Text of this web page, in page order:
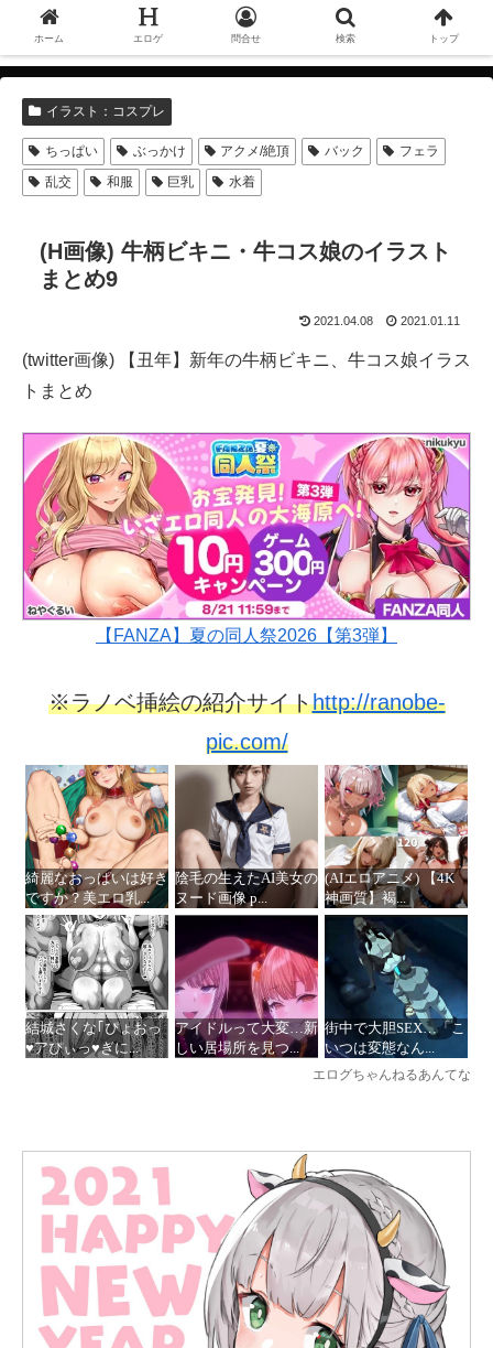
イラスト：コスプレ
ちっぱい ぶっかけ アクメ/絶頂 バック
フェラ
乱交
和服 巨乳 水着
(H画像) 牛柄ビキニ・牛コス娘のイラスト
まとめ9
2021.04.08 2021.01.11
(twitter画像) 【丑年】新年の牛柄ビキニ、牛コス娘イラス
トまとめ
【FANZA】夏の同人祭2026【第3弾】
※ラノベ挿絵の紹介サイトhttp://ranobe-
pic.com/
ホーム エロゲ 問合せ 検索 トップ